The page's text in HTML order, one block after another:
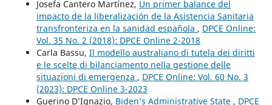
Josefa Cantero Martínez, Un primer balance del
impacto de la liberalización de la Asistencia Sanitaria
transfronteriza en la sanidad española , DPCE Online:
Vol. 35 No. 2 (2018): DPCE Online 2-2018
Carla Bassu, Il modello australiano di tutela dei diritti
e le scelte di bilanciamento nella gestione delle
situazioni di emergenza , DPCE Online: Vol. 60 No. 3
(2023): DPCE Online 3-2023
Guerino D’Ignazio, Biden’s Administrative State , DPCE